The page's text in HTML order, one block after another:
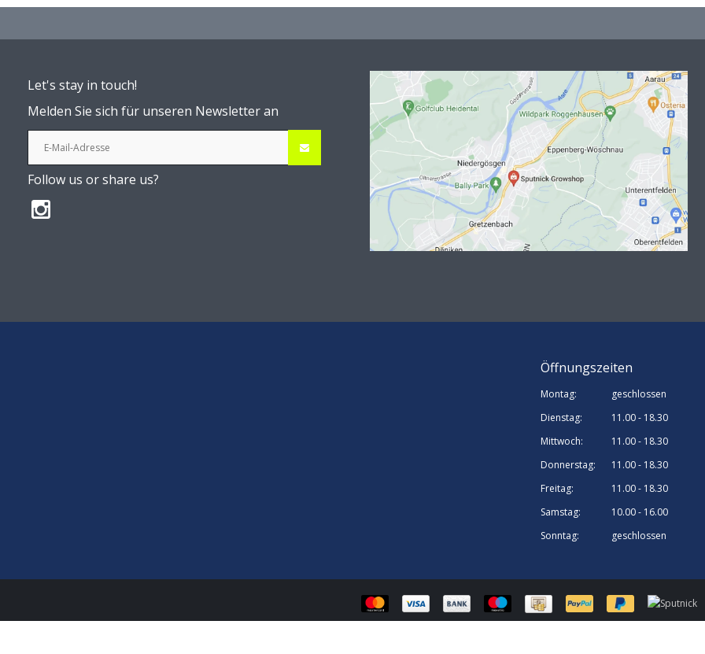
Let's stay in touch!
Melden Sie sich für unseren Newsletter an
Follow us or share us?
Öffnungszeiten
Montag:
geschlossen
Dienstag:
11.00 - 18.30
Mittwoch:
11.00 - 18.30
Donnerstag:
11.00 - 18.30
Freitag:
11.00 - 18.30
Samstag:
10.00 - 16.00
Sonntag:
geschlossen